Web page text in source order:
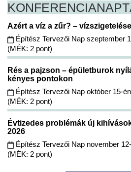
KONFERENCIA
Azért a víz a zűr? –
Építész Tervezői Nap szeptember
(MÉK: 2 pont)
Rés a pajzson – épületburok
kényes pontokon
Építész Tervezői Nap október 15-én
(MÉK: 2 pont)
Évtizedes problémák új
2026
Építész Tervezői Nap november
(MÉK: 2 pont)